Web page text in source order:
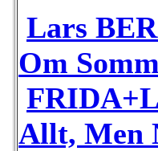
Lars
Om
Allt, Men